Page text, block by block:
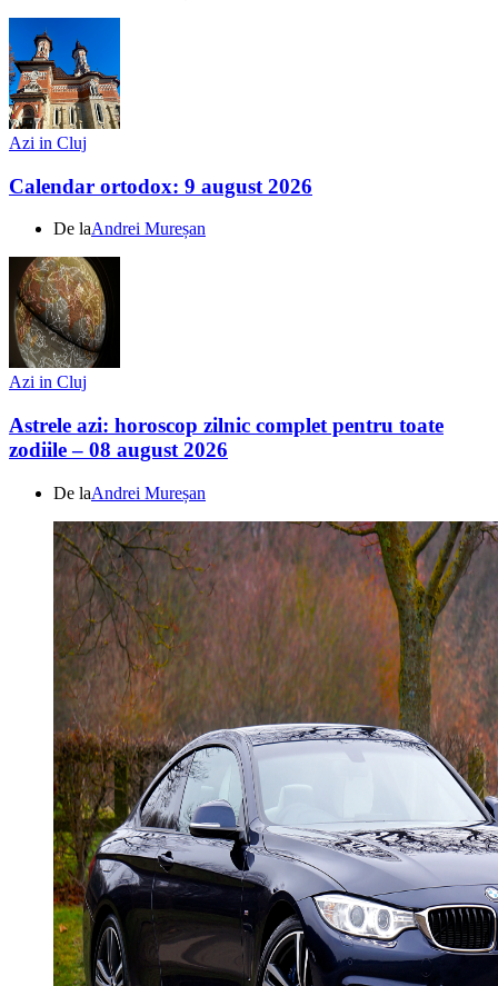
Azi in Cluj
Calendar ortodox: 9 august 2026
De laAndrei Mureșan
Azi in Cluj
Astrele azi: horoscop zilnic complet pentru toate
zodiile – 08 august 2026
De laAndrei Mureșan